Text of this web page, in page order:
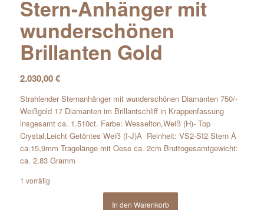
Stern-Anhänger mit
wunderschönen
Brillanten Gold
2.030,00€
Strahlender Sternanhänger mit wunderschönen Diamanten 750/-
Weißgold 17 Diamanten im Brillantschliff in Krappenfassung
insgesamt ca. 1.510ct. Farbe: Wesselton,Weiß (H)- Top
Crystal,Leicht Getöntes Weiß (I-J)Â Reinheit: VS2-SI2 Stern Ã
ca.15,9mm Tragelänge mit Oese ca. 2cm Bruttogesamtgewicht:
ca. 2,83 Gramm
1 vorrätig
In den Warenkorb